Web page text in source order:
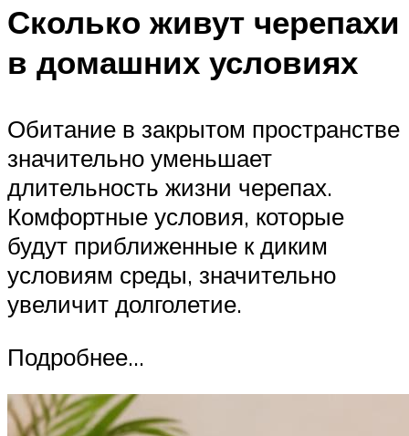
Сколько живут черепахи
в домашних условиях
Обитание в закрытом пространстве
значительно уменьшает
длительность жизни черепах.
Комфортные условия, которые
будут приближенные к диким
условиям среды, значительно
увеличит долголетие.
Подробнее…